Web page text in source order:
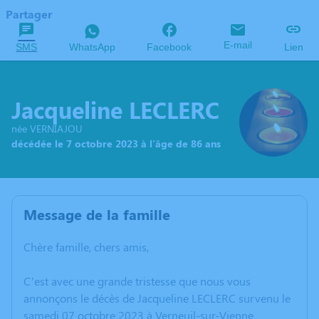
Partager
SMS WhatsApp Facebook E-mail Lien
Jacqueline LECLERC
née VERNIAJOU
décédée le 7 octobre 2023 à l'âge de 86 ans
Message de la famille
Chère famille, chers amis,
C’est avec une grande tristesse que nous vous
annonçons le décès de Jacqueline LECLERC survenu le
samedi 07 octobre 2023 à Verneuil-sur-Vienne.